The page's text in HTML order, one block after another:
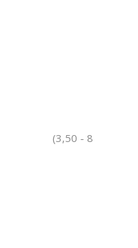
(3,50 - 8